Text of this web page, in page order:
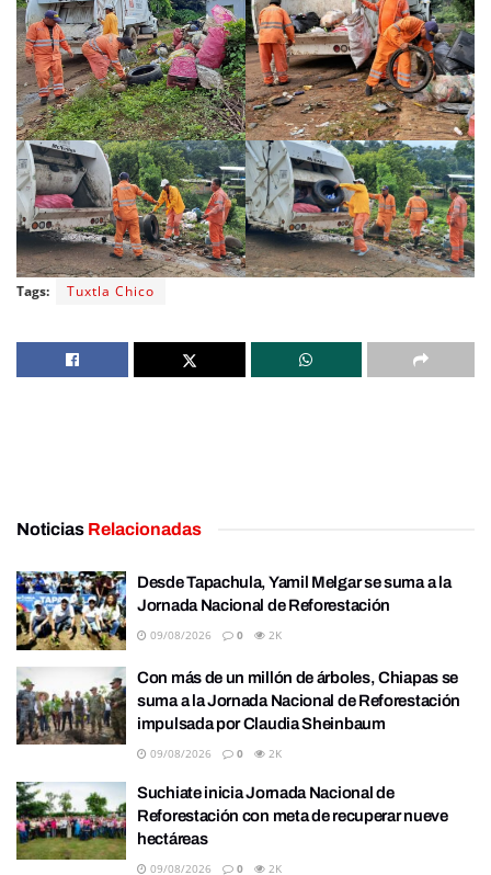
Tags: Tuxtla Chico
Noticias Relacionadas
Desde Tapachula, Yamil Melgar se suma a la
Jornada Nacional de Reforestación
09/08/2026 0 2K
Con más de un millón de árboles, Chiapas se
suma a la Jornada Nacional de Reforestación
impulsada por Claudia Sheinbaum
09/08/2026 0 2K
Suchiate inicia Jornada Nacional de
Reforestación con meta de recuperar nueve
hectáreas
09/08/2026 0 2K